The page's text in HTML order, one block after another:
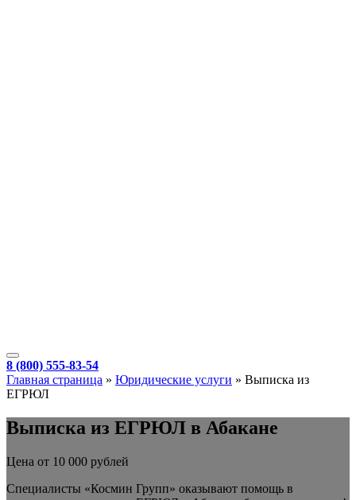
8 (800) 555-83-54
Главная страница » Юридические услуги » Выписка из
ЕГРЮЛ
Выписка из ЕГРЮЛ в Абакане
Цена от 10 000 рублей
Специалисты «Космин Групп» оказывают помощь в